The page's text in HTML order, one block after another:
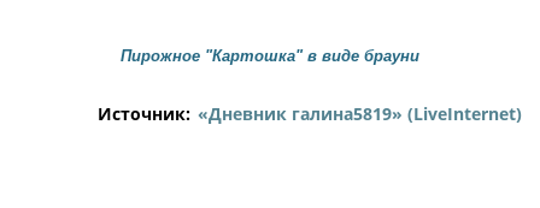
Пирожное "Картошка" в виде брауни
Источник: «Дневник галина5819» (LiveInternet)